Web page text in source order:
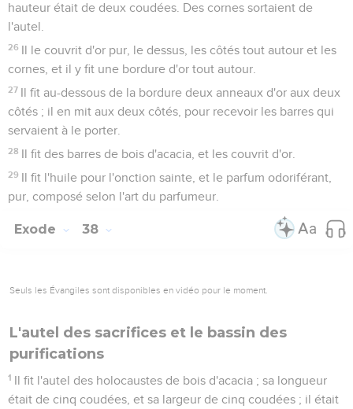
hauteur était de deux coudées. Des cornes sortaient de
l'autel.
26 Il le couvrit d'or pur, le dessus, les côtés tout autour et les
cornes, et il y fit une bordure d'or tout autour.
27 Il fit au-dessous de la bordure deux anneaux d'or aux deux
côtés ; il en mit aux deux côtés, pour recevoir les barres qui
servaient à le porter.
28 Il fit des barres de bois d'acacia, et les couvrit d'or.
29 Il fit l'huile pour l'onction sainte, et le parfum odoriférant,
pur, composé selon l'art du parfumeur.
Exode 38
Seuls les Évangiles sont disponibles en vidéo pour le moment.
L'autel des sacrifices et le bassin des
purifications
1 Il fit l'autel des holocaustes de bois d'acacia ; sa longueur
était de cinq coudées, et sa largeur de cinq coudées ; il était